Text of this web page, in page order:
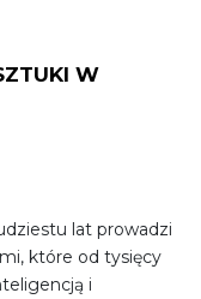
W
lat prowadzi
które od tysięcy
i